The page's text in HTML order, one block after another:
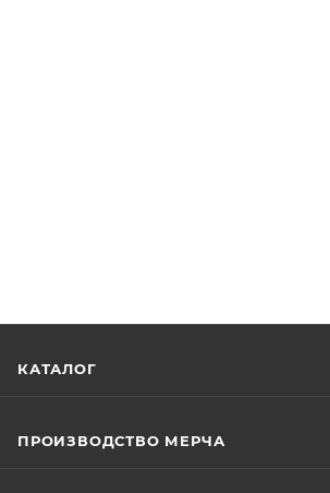
КАТАЛОГ
ПРОИЗВОДСТВО МЕРЧА